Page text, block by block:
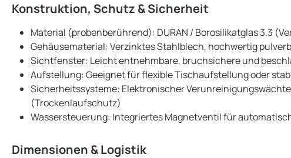
Konstruktion, Schutz & Sicherheit
Material (probenberührend): DURAN / Borosilikatglas 3.3
Gehäusematerial: Verzinktes Stahlblech, hochwertig
Sichtfenster: Leicht entnehmbare, bruchsichere und
Aufstellung: Geeignet für flexible Tischaufstellung oder
Sicherheitssysteme: Elektronischer
(Trockenlaufschutz)
Wassersteuerung: Integriertes Magnetventil für
Dimensionen & Logistik